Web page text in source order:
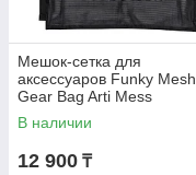
Мешок-сетка для
аксессуаров Funky Mesh
Gear Bag Arti Mess
В наличии
12 900 ₸